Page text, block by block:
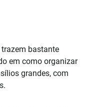
bastante
em como organizar
grandes, com